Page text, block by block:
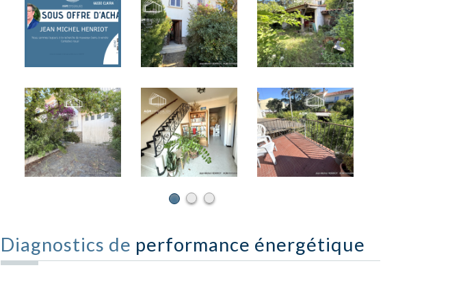
Diagnostics de performance énergétique